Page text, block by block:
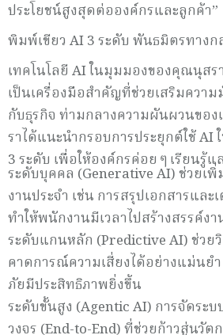
ประโยชน์สูงสุดต่อองค์กรและลูกค้า”
พิมพ์เขียว AI 3 ระดับ พันธมิตรทาง
เทคโนโลยี AI ในมุมมองของคุณนุสร
เป็นเครื่องมือสำคัญที่ช่วยเสริมควา
กับธุรกิจ ท่ามกลางความผันผวนขอ
ราได้แนะนำกรอบการประยุกต์ใช้ AI
3 ระดับ เพื่อให้องค์กรค่อย ๆ เรียนรู้แ
ระดับบุคคล (Generative AI) ช่วยเ
งานประจำ เช่น การสรุปเอกสารและ
ทำให้พนักงานมีเวลาไปสร้างสรรค์ง
ระดับแกนหลัก (Predictive AI) ช่วย
คาดการณ์ความเสี่ยงได้อย่างแม่นย
ภัยมีประสิทธิภาพยิ่งขึ้น
ระดับขั้นสูง (Agentic AI) การจัดระ
วงจร (End-to-End) ที่ช่วยก้าวสู่นวัต